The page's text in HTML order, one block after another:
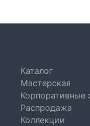
Каталог
Мастерская
Корпоративные
Распродажа
Коллекции